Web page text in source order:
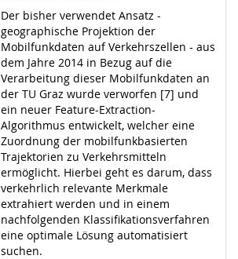
Der bisher verwendet Ansatz -
geographische Projektion der
Mobilfunkdaten auf Verkehrszellen - aus
dem Jahre 2014 in Bezug auf die
Verarbeitung dieser Mobilfunkdaten an
der TU Graz wurde verworfen [7] und
ein neuer Feature-Extraction-
Algorithmus entwickelt, welcher eine
Zuordnung der mobilfunkbasierten
Trajektorien zu Verkehrsmitteln
ermöglicht. Hierbei geht es darum, dass
verkehrlich relevante Merkmale
extrahiert werden und in einem
nachfolgenden Klassifikationsverfahren
eine optimale Lösung automatisiert
suchen.